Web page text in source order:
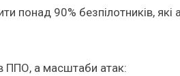
90% безпілотників,
ППО, а масштаби атак: